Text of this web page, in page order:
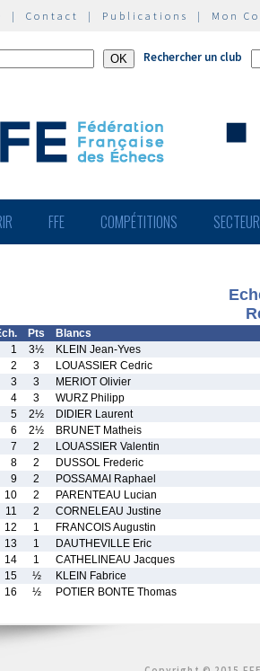
| Contact | Publications | Mon
Rechercher un club
FFE COMPÉTITIONS
Pts
Blancs
1
3½
KLEIN Jean-Yves
2
3
LOUASSIER Cedric
3
3
MERIOT Olivier
4
3
WURZ Philipp
5
2½
DIDIER Laurent
6
2½
BRUNET Matheis
7
2
LOUASSIER Valentin
8
2
DUSSOL Frederic
9
2
POSSAMAI Raphael
10
2
PARENTEAU Lucian
11
2
CORNELEAU Justine
12
1
FRANCOIS Augustin
13
1
DAUTHEVILLE Eric
14
1
CATHELINEAU Jacques
15
½
KLEIN Fabrice
16
½ POTIER BONTE Thomas